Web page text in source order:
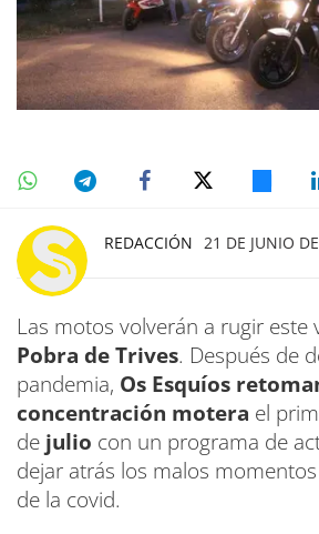
REDACCIÓN 21 DE JUNIO
Las motos volverán a rugir este
Pobra de Trives. Después de
pandemia, Os Esquíos
concentración motera el
de julio con un programa de
dejar atrás los malos
de la covid.